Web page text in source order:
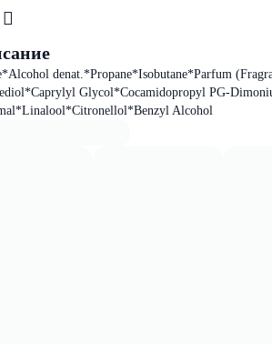
denat.*Propane*Isobutane*Parfum
Glycol*Cocamidopropyl PG-
Alcohol